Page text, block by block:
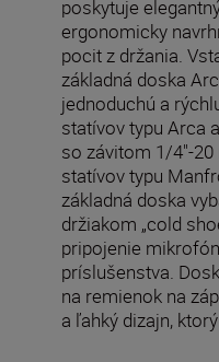
poskytuje
ergonomicky
pocit z držania.
základná doska
jednoduchú a
statívov typu Arca
so závitom 1/4"-
statívov typu
základná doska
držiakom „cold
pripojenie
príslušenstva.
na remienok na
a ľahký dizajn,